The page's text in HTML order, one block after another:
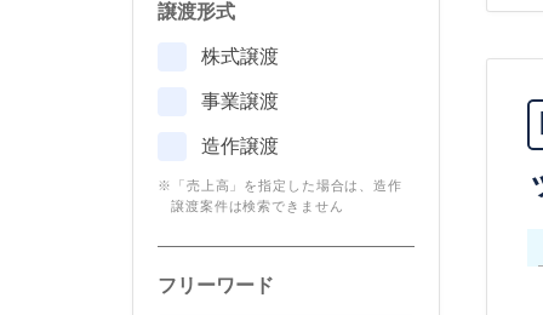
譲渡形式
株式譲渡
事業譲渡
造作譲渡
※「売上高」を指定した場合は、造作
譲渡案件は検索できません
フリーワード